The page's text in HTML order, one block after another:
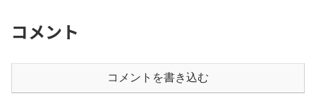
コメント
コメントを書き込む